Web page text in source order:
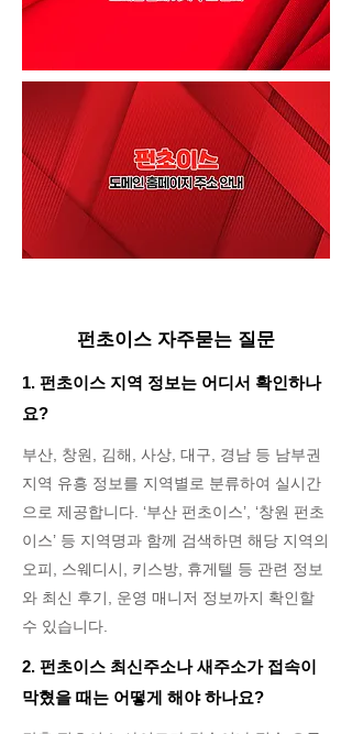
펀초이스 자주묻는 질문
1. 펀초이스 지역 정보는 어디서 확인하나
요?
부산, 창원, 김해, 사상, 대구, 경남 등 남부권
지역 유흥 정보를 지역별로 분류하여 실시간
으로 제공합니다. ‘부산 펀초이스’, ‘창원 펀초
이스’ 등 지역명과 함께 검색하면 해당 지역의
오피, 스웨디시, 키스방, 휴게텔 등 관련 정보
와 최신 후기, 운영 매니저 정보까지 확인할
수 있습니다.
2. 펀초이스 최신주소나 새주소가 접속이
막혔을 때는 어떻게 해야 하나요?